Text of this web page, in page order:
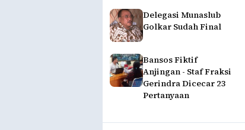
Delegasi Munaslub
Golkar Sudah Final
Bansos Fiktif
Anjingan - Staf Fraksi
Gerindra Dicecar 23
Pertanyaan